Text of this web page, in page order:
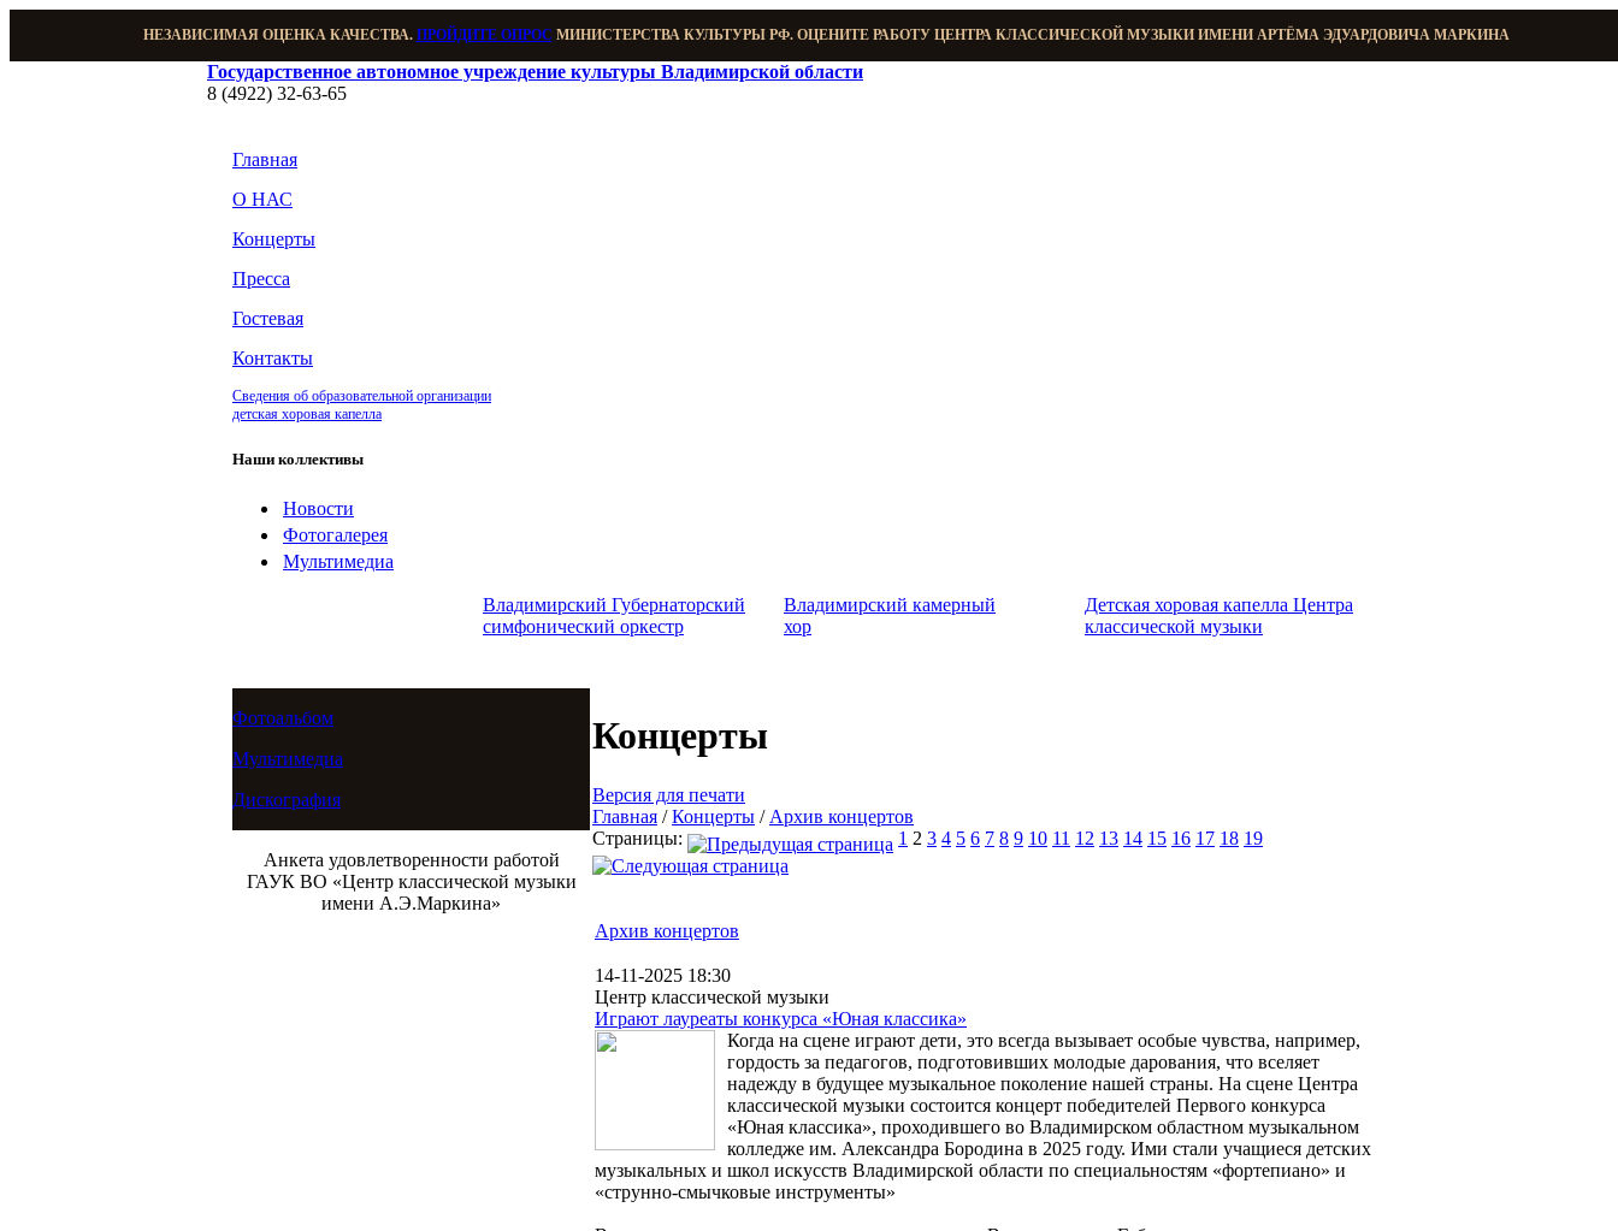
НЕЗАВИСИМАЯ ОЦЕНКА КАЧЕСТВА. ПРОЙДИТЕ ОПРОС МИНИСТЕРСТВА КУЛЬТУРЫ РФ. ОЦЕНИТЕ РАБОТУ ЦЕНТРА КЛАССИЧЕСКОЙ МУЗЫКИ ИМЕНИ АРТЁМА ЭДУАРДОВИЧА МАРКИНА
Государственное автономное учреждение культуры Владимирской области
8 (4922) 32-63-65
Главная
О НАС
Концерты
Пресса
Гостевая
Контакты
Сведения об образовательной организации
детская хоровая капелла
Наши коллективы
Новости
Фотогалерея
Мультимедиа
Владимирский Губернаторский
симфонический оркестр
Владимирский камерный
хор
Детская хоровая капелла Центра
классической музыки
Фотоальбом
Мультимедиа
Дискография
Анкета удовлетворенности работой
ГАУК ВО «Центр классической музыки
имени А.Э.Маркина»
Концерты
Версия для печати
Главная /Концерты / Архив концертов
Страницы:
1 2 3 4 5 6 7 8 9 10 11 12 13 14 15 16 17 18 19
Архив концертов
14-11-2025 18:30
Центр классической музыки
Играют лауреаты конкурса «Юная классика»
Когда на сцене играют дети, это всегда вызывает особые чувства, например,
гордость за педагогов, подготовивших молодые дарования, что вселяет
надежду в будущее музыкальное поколение нашей страны. На сцене Центра
классической музыки состоится концерт победителей Первого конкурса
«Юная классика», проходившего во Владимирском областном музыкальном
колледже им. Александра Бородина в 2025 году. Ими стали учащиеся детских
музыкальных и школ искусств Владимирской области по специальностям «фортепиано» и
«струнно-смычковые инструменты»